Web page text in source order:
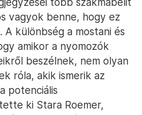
vannak hibák és
sugall az eljárásról egy
kapcsolatos ügyben? Ez
adhat okot” – mondta
a Northeastern
professzora. Szerinte
által is tanúsított
például nem